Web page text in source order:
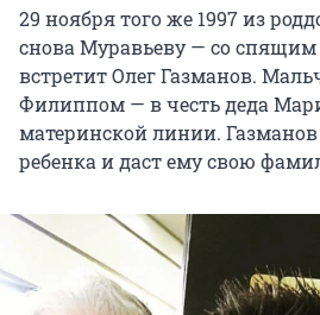
29 ноября того же 1997 из
снова Муравьеву — со
встретит Олег Газманов.
Филиппом — в честь деда
материнской линии.
ребенка и даст ему свою